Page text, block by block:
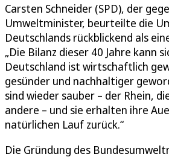
Carsten Schneider (SPD), der
Umweltminister, beurteilte die
Deutschlands rückblickend als
„Die Bilanz dieser 40 Jahre kann
Deutschland ist wirtschaftlich
gesünder und nachhaltiger
sind wieder sauber – der Rhein,
andere – und sie erhalten ihre
natürlichen Lauf zurück.“
Die Gründung des